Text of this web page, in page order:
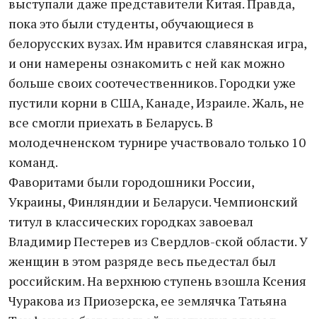
выступали даже представители Китая. Правда,
пока это были студенты, обучающиеся в
белорусских вузах. Им нравится славянская игра,
и они намерены ознакомить с ней как можно
больше своих соотечественников. Городки уже
пустили корни в США, Канаде, Израиле. Жаль, не
все смогли приехать в Беларусь. В
молодечненском турнире участвовало только 10
команд.
Фаворитами были городошники России,
Украины, Финляндии и Беларуси. Чемпионский
титул в классических городках завоевал
Владимир Пестерев из Свердлов-ской области. У
женщин в этом разряде весь пьедестал был
российским. На верхнюю ступень взошла Ксения
Чуракова из Приозерска, ее землячка Татьяна